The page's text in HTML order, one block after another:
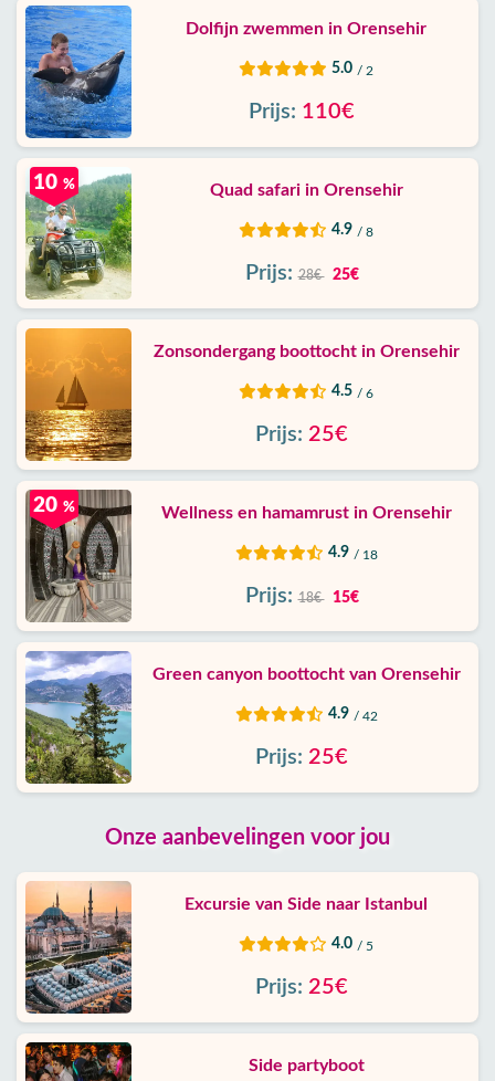
Dolfijn zwemmen in Orensehir
5.0 / 2
Prijs: 110€
Quad safari in Orensehir
4.9 / 8
10 %
Prijs: 28€ 25€
Zonsondergang boottocht in Orensehir
4.5 / 6
Prijs: 25€
Wellness en hamamrust in Orensehir
4.9 / 18
20 %
Prijs: 18€ 15€
Green canyon boottocht van Orensehir
4.9 / 42
Prijs: 25€
Onze aanbevelingen voor jou
Excursie van Side naar Istanbul
4.0 / 5
Prijs: 25€
Side partyboot